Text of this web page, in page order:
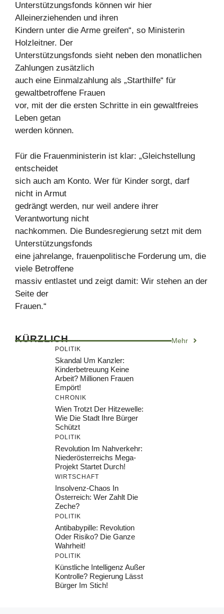
Unterstützungsfonds können wir hier
Alleinerziehenden und ihren
Kindern unter die Arme greifen“, so Ministerin
Holzleitner. Der
Unterstützungsfonds sieht neben den monatlichen
Zahlungen zusätzlich
auch eine Einmalzahlung als „Starthilfe“ für
gewaltbetroffene Frauen
vor, mit der die ersten Schritte in ein gewaltfreies
Leben getan
werden können.
Für die Frauenministerin ist klar: „Gleichstellung
entscheidet
sich auch am Konto. Wer für Kinder sorgt, darf
nicht in Armut
gedrängt werden, nur weil andere ihrer
Verantwortung nicht
nachkommen. Die Bundesregierung setzt mit dem
Unterstützungsfonds
eine jahrelange, frauenpolitische Forderung um, die
viele Betroffene
massiv entlastet und zeigt damit: Wir stehen an der
Seite der
Frauen.“
KÜRZLICH Mehr
POLITIK
Skandal Um Kanzler:
Kinderbetreuung Keine
Arbeit? Millionen Frauen
Empört!
CHRONIK
Wien Trotzt Der Hitzewelle:
Wie Die Stadt Ihre Bürger
Schützt
POLITIK
Revolution Im Nahverkehr:
Niederösterreichs Mega-
Projekt Startet Durch!
WIRTSCHAFT
Insolvenz-Chaos In
Österreich: Wer Zahlt Die
Zeche?
POLITIK
Antibabypille: Revolution
Oder Risiko? Die Ganze
Wahrheit!
POLITIK
Künstliche Intelligenz Außer
Kontrolle? Regierung Lässt
Bürger Im Stich!